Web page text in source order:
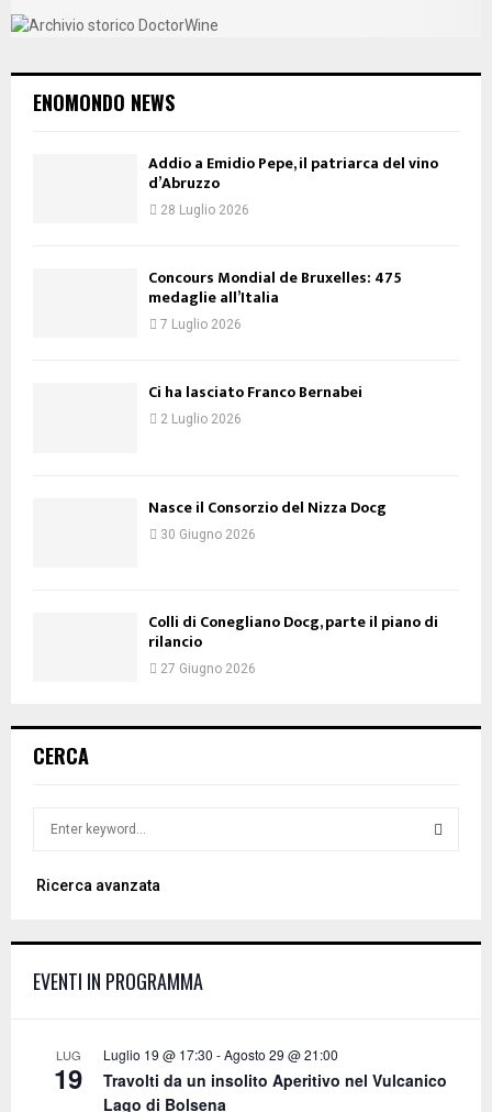
ENOMONDO NEWS
Addio a Emidio Pepe, il patriarca del vino
d’Abruzzo
28 Luglio 2026
Concours Mondial de Bruxelles: 475
medaglie all’Italia
7 Luglio 2026
Ci ha lasciato Franco Bernabei
2 Luglio 2026
Nasce il Consorzio del Nizza Docg
30 Giugno 2026
Colli di Conegliano Docg, parte il piano di
rilancio
27 Giugno 2026
CERCA
r
o
Ricerca avanzata
EVENTI IN PROGRAMMA
LUG
19
Luglio 19 @ 17:30 -Agosto 29 @ 21:00
Travolti da un insolito Aperitivo nel Vulcanico
Lago di Bolsena